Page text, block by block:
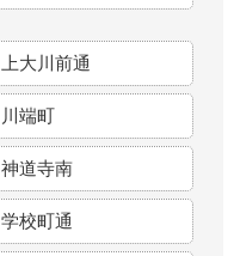
上大川前通
川端町
神道寺南
学校町通